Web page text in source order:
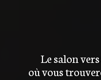
Le salon
où vous